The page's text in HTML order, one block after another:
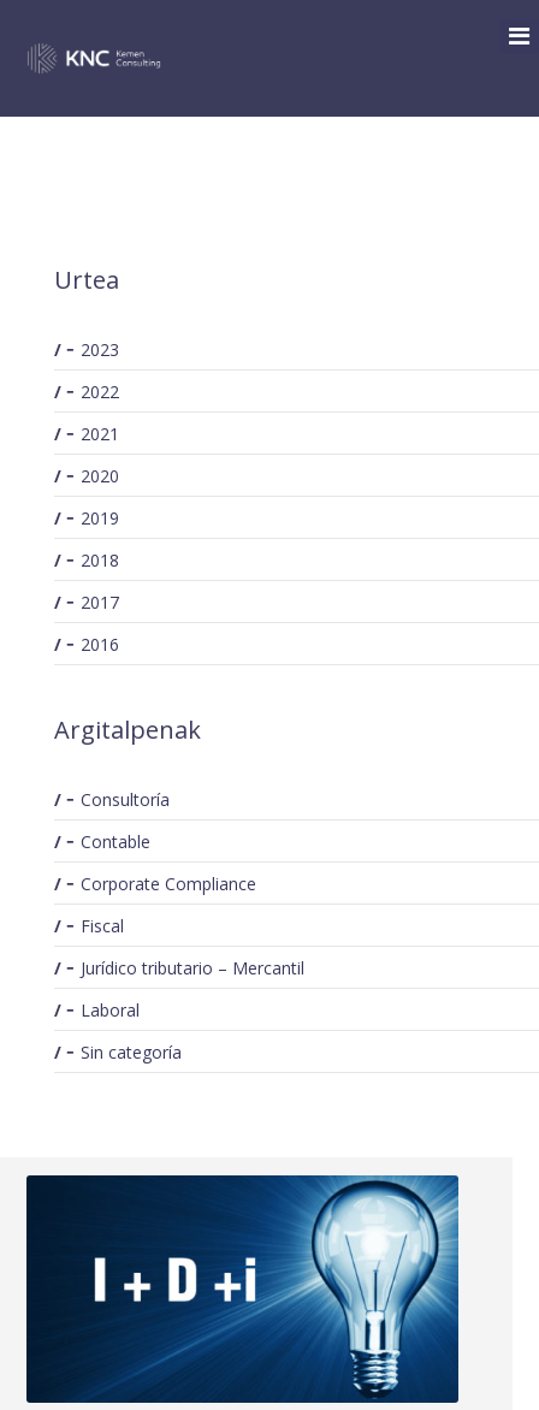
Urtea
2023
2022
2021
2020
2019
2018
2017
2016
Argitalpenak
Consultoría
Contable
Corporate Compliance
Fiscal
Jurídico tributario – Mercantil
Laboral
Sin categoría